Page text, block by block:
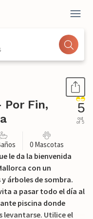
Por Fin,
5
out
of 5
0 Mascotas
le da la bienvenida
con un
árboles de sombra.
a pasar todo el día al
piscina donde
levantarse. Utilice el